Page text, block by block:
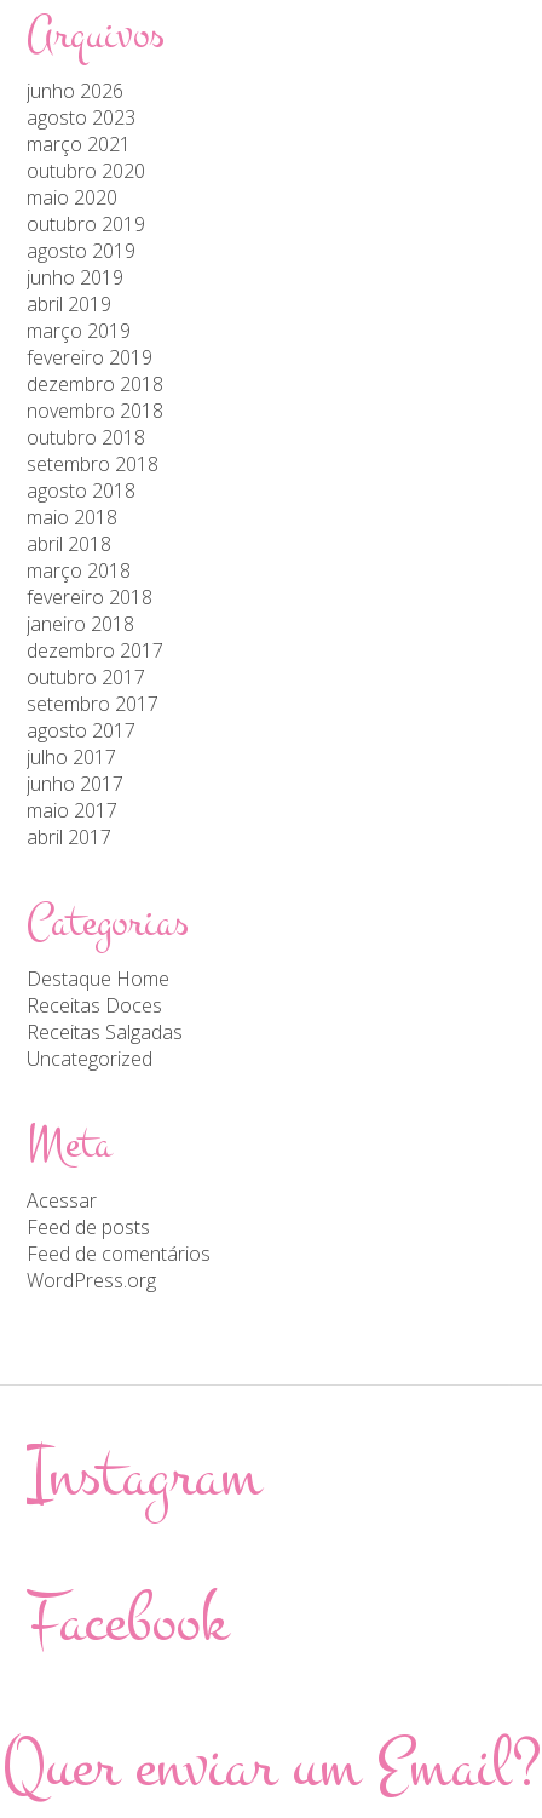
Arquivos
junho 2026
agosto 2023
março 2021
outubro 2020
maio 2020
outubro 2019
agosto 2019
junho 2019
abril 2019
março 2019
fevereiro 2019
dezembro 2018
novembro 2018
outubro 2018
setembro 2018
agosto 2018
maio 2018
abril 2018
março 2018
fevereiro 2018
janeiro 2018
dezembro 2017
outubro 2017
setembro 2017
agosto 2017
julho 2017
junho 2017
maio 2017
abril 2017
Categorias
Destaque Home
Receitas Doces
Receitas Salgadas
Uncategorized
Meta
Acessar
Feed de posts
Feed de comentários
WordPress.org
Instagram
Facebook
Quer enviar um Email?